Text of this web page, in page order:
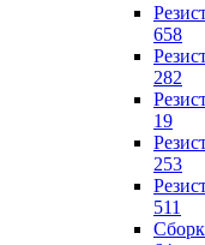
658
282
19
253
511